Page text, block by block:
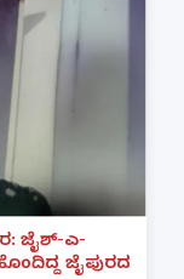
ಜೈಶ್-ಎ-
ಜೈಪುರದ